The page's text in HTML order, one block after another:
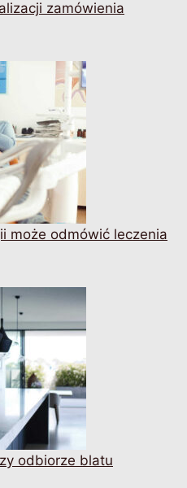
zamówienia
może odmówić leczenia
odbiorze blatu